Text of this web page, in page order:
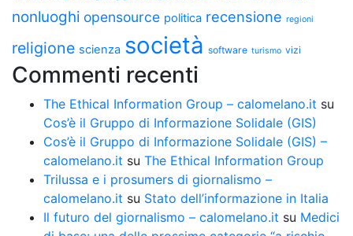
nonluoghi opensource politica recensione regioni
religione scienza società software turismo vizi
Commenti recenti
The Ethical Information Group – calomelano.it su
Cos’è il Gruppo di Informazione Solidale (GIS)
Cos’è il Gruppo di Informazione Solidale (GIS) –
calomelano.it su The Ethical Information Group
Trilussa e i prosumers di giornalismo –
calomelano.it su Stato dell’informazione in Italia
Il futuro del giornalismo – calomelano.it su Medici